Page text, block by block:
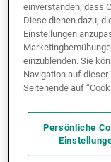
und
einverstanden, dass
Diese dienen dazu,
Einstellungen
einzublenden. Sie
Navigation auf
Seitenende auf
Persönliche